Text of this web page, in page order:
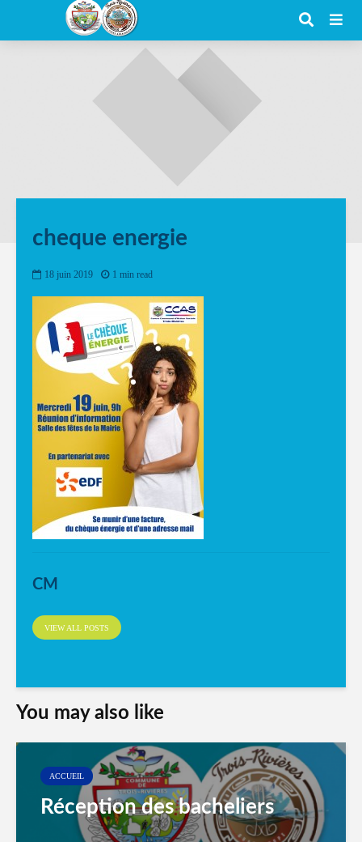
cheque energie
18 juin 2019 1 min read
CM
VIEW ALL POSTS
You may also like
ACCUEIL
Réception des bacheliers